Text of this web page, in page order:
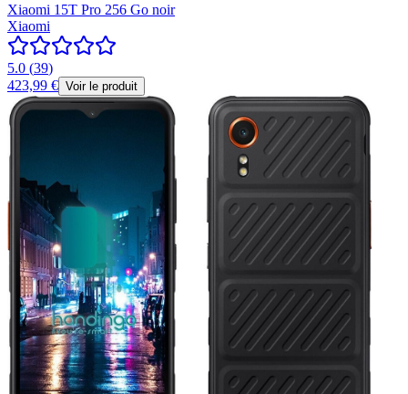
Xiaomi 15T Pro 256 Go noir
Xiaomi
5.0 (39)
423,99 € Voir le produit